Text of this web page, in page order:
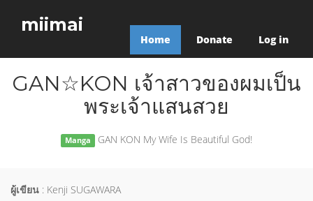
miimai
Home Donate Log in
GAN☆KON เจ้าสาวของผมเป็น
พระเจ้าแสนสวย
Manga GAN KON My Wife Is Beautiful God!
ผู้เขียน : Kenji SUGAWARA